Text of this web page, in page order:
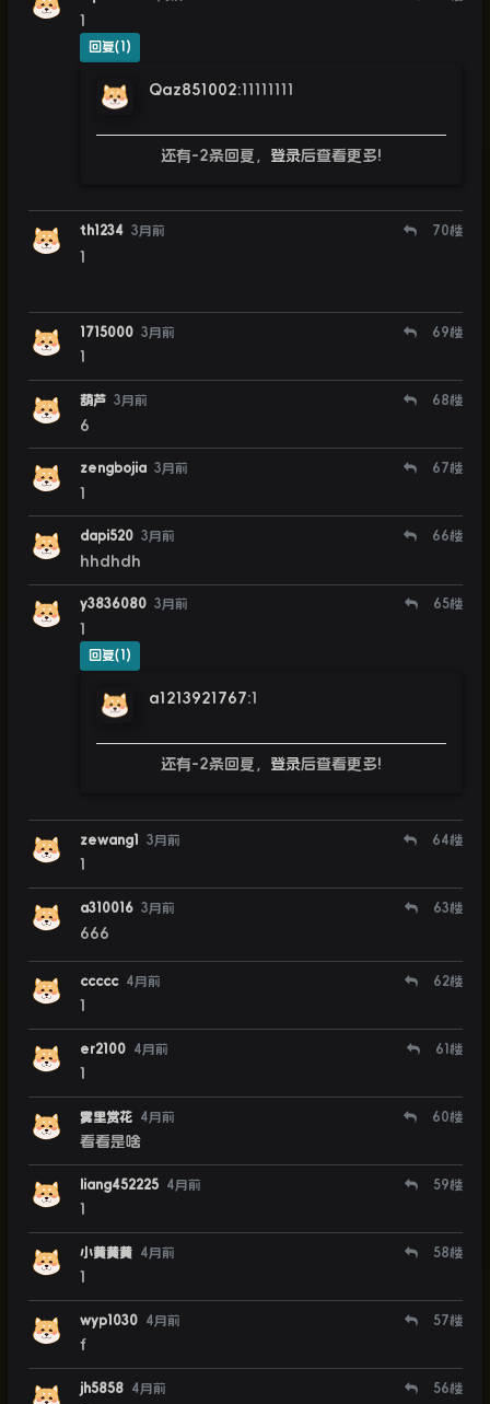
1
回复(1)
Qaz851002:11111111
还有-2条回复， 登录后查看更多!
th1234 3月前 70楼
1
1715000 3月前 69楼
1
葫芦 3月前 68楼
6
zengbojia 3月前 67楼
1
dapi520 3月前 66楼
hhdhdh
y3836080 3月前 65楼
1
回复(1)
a1213921767:1
还有-2条回复， 登录后查看更多!
zewang1 3月前 64楼
1
a310016 3月前 63楼
666
ccccc 4月前 62楼
1
er2100 4月前 61 楼
1
雾里赏花 4月前 60楼
看看是啥
liang452225 4月前 59楼
1
小黄黄黄 4月前 58楼
1
wyp1030 4月前 57楼
f
jh5858 4月前 56楼